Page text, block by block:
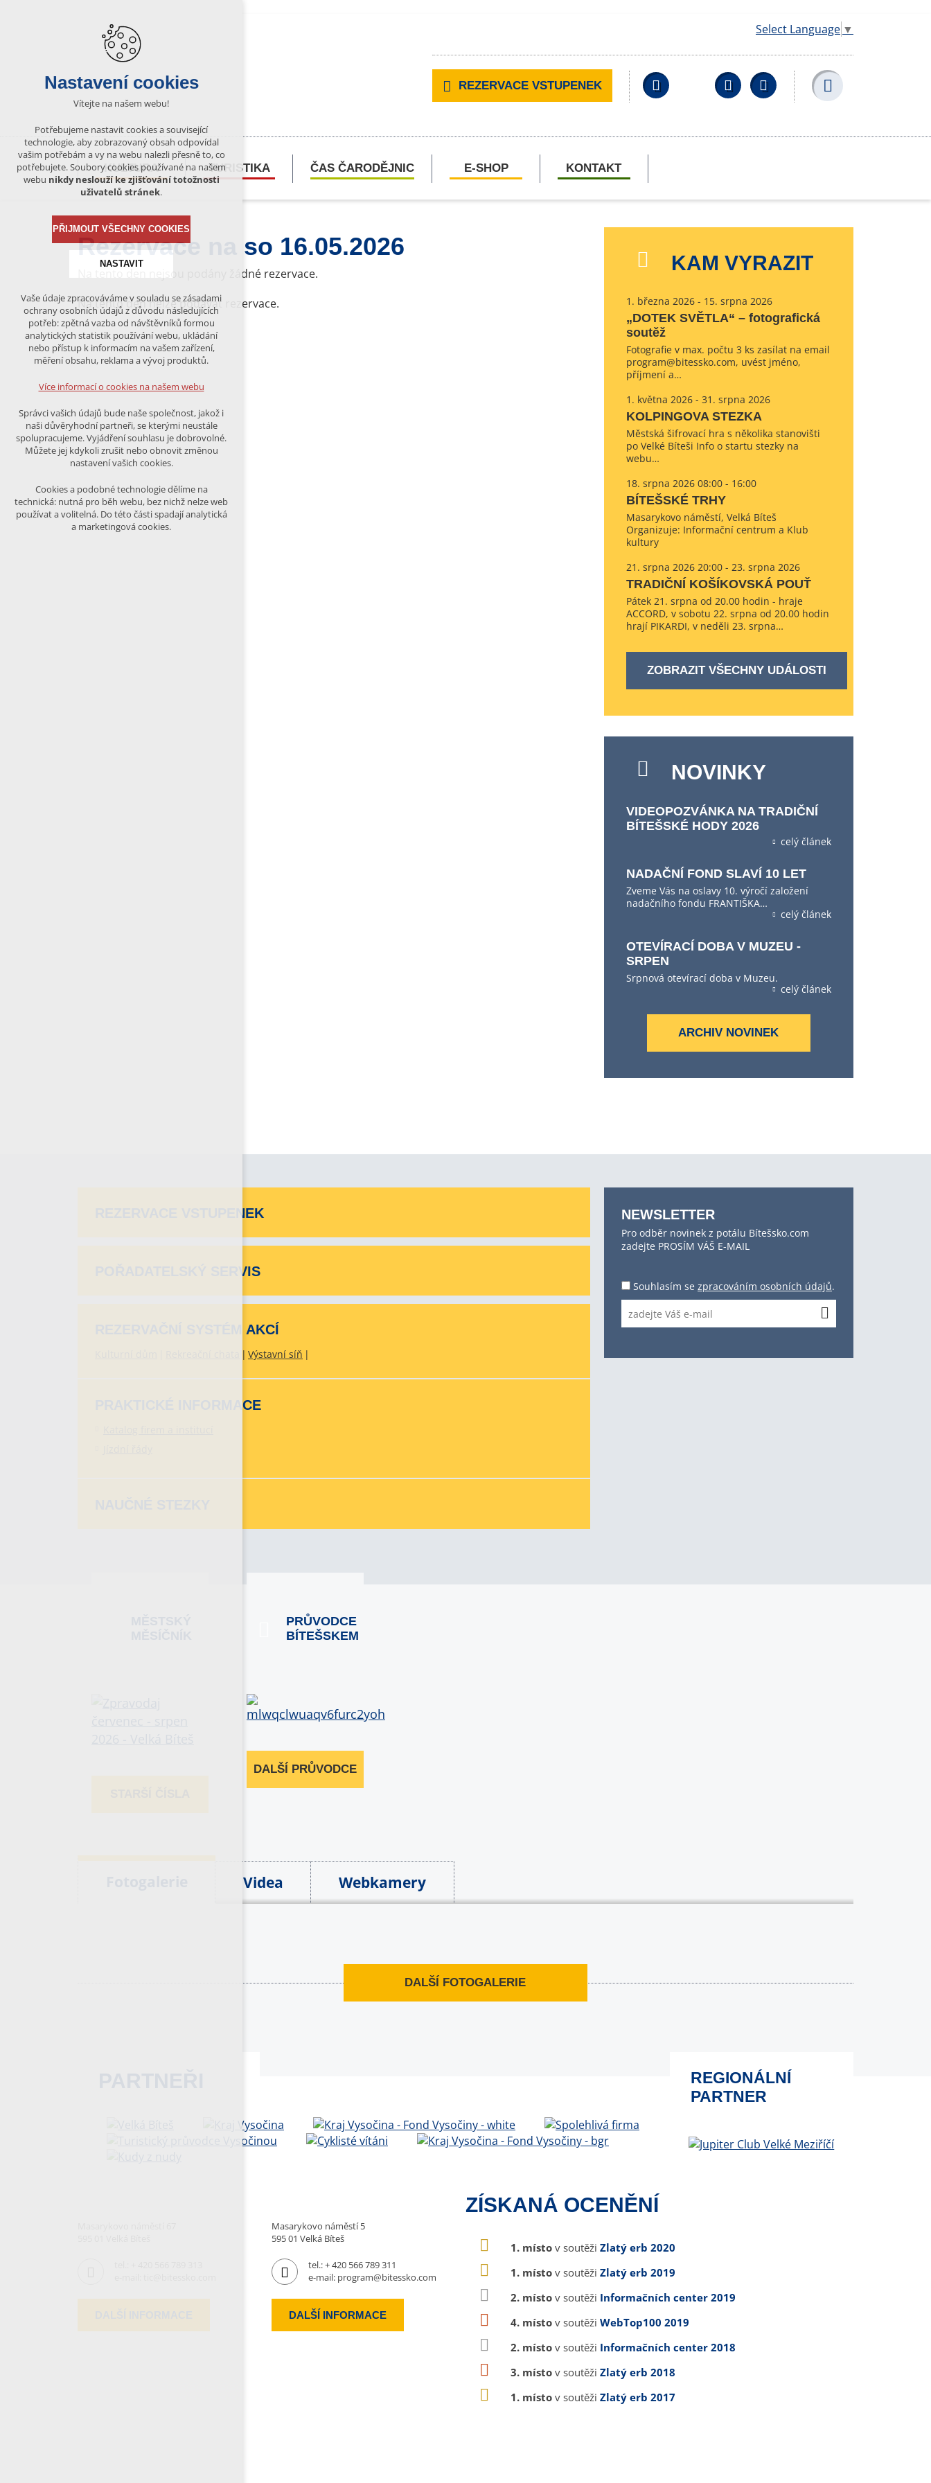
Select Language ▼
REZERVACE VSTUPENEK Facebook YouTubeWikipedia
KULTURA TURISTIKA ČAS ČARODĚJNIC E-SHOP KONTAKT
Rezervace na so 16.05.2026
Na tento den nejsou podány žádné rezervace.
Na tento den nelze podávat rezervace.
KAM VYRAZIT
1. března 2026 - 15. srpna 2026
„DOTEK SVĚTLA“ – fotografická
soutěž
Fotografie v max. počtu 3 ks zasílat na email
program@bitessko.com, uvést jméno,
příjmení a…
1. května 2026 - 31. srpna 2026
KOLPINGOVA STEZKA
Městská šifrovací hra s několika stanovišti
po Velké Bíteši Info o startu stezky na
webu…
18. srpna 2026 08:00 - 16:00
BÍTEŠSKÉ TRHY
Masarykovo náměstí, Velká Bíteš
Organizuje: Informační centrum a Klub
kultury
21. srpna 2026 20:00 - 23. srpna 2026
TRADIČNÍ KOŠÍKOVSKÁ POUŤ
Pátek 21. srpna od 20.00 hodin - hraje
ACCORD, v sobotu 22. srpna od 20.00 hodin
hrají PIKARDI, v neděli 23. srpna…
ZOBRAZIT VŠECHNY UDÁLOSTI
NOVINKY
VIDEOPOZVÁNKA NA TRADIČNÍ
BÍTEŠSKÉ HODY 2026
celý článek
NADAČNÍ FOND SLAVÍ 10 LET
Zveme Vás na oslavy 10. výročí založení
nadačního fondu FRANTIŠKA…
celý článek
OTEVÍRACÍ DOBA V MUZEU -
SRPEN
Srpnová otevírací doba v Muzeu.
celý článek
ARCHIV NOVINEK
REZERVACE VSTUPENEK
POŘADATELSKÝ SERVIS
REZERVAČNÍ SYSTÉM AKCÍ
Výstavní síň
PRAKTICKÉ INFORMACE
NEWSLETTER
Pro odběr novinek z potálu Bítešsko.com
zadejte PROSÍM VÁŠ E-MAIL
Souhlasím se zpracováním osobních údajů.
PRŮVODCE
BÍTEŠSKEM
DALŠÍ PRŮVODCE
Videa Webkamery
DALŠÍ FOTOGALERIE
REGIONÁLNÍ
PARTNER
Masarykovo náměstí 5
595 01 Velká Bíteš
tel.:+ 420 566 789 311
e-mail: program@bitessko.com
DALŠÍ INFORMACE
ZÍSKANÁ OCENĚNÍ
1. místo v soutěži Zlatý erb 2020
1. místo v soutěži Zlatý erb 2019
2. místo v soutěži Informačních center 2019
4. místo v soutěži WebTop100 2019
2. místo v soutěži Informačních center 2018
3. místo v soutěži Zlatý erb 2018
1. místo v soutěži Zlatý erb 2017
Nastavení cookies
Vítejte na našem webu!
Potřebujeme nastavit cookies a související
technologie, aby zobrazovaný obsah odpovídal
vašim potřebám a vy na webu nalezli přesně to, co
potřebujete. Soubory cookies používané na našem
webu nikdy neslouží ke zjišťování totožnosti
uživatelů stránek.
PŘIJMOUT VŠECHNY COOKIES
NASTAVIT
Technická cookies
nutná pro provozování webu
udržení kontextu stránek (session):
případná přihlášení, volby jazyka, apod.
analytická pro anonymizované
vyhodnocení návštěvnosti
marketingová cookies (Google)
Více informací o cookies na našem webu
ODMÍTNOUT VŠE
Vaše údaje zpracováváme v souladu se zásadami
ochrany osobních údajů z důvodu následujících
potřeb: zpětná vazba od návštěvníků formou
analytických statistik používání webu, ukládání
nebo přístup k informacím na vašem zařízení,
měření obsahu, reklama a vývoj produktů.
Více informací o cookies na našem webu
Správci vašich údajů bude naše společnost, jakož i
naši důvěryhodní partneři, se kterými neustále
spolupracujeme. Vyjádření souhlasu je dobrovolné.
Můžete jej kdykoli zrušit nebo obnovit změnou
nastavení vašich cookies.
Cookies a podobné technologie dělíme na
technická: nutná pro běh webu, bez nichž nelze web
používat a volitelná. Do této části spadají analytická
a marketingová cookies.